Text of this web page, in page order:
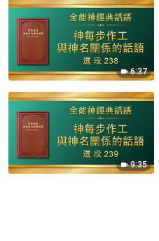
6:37
9:35